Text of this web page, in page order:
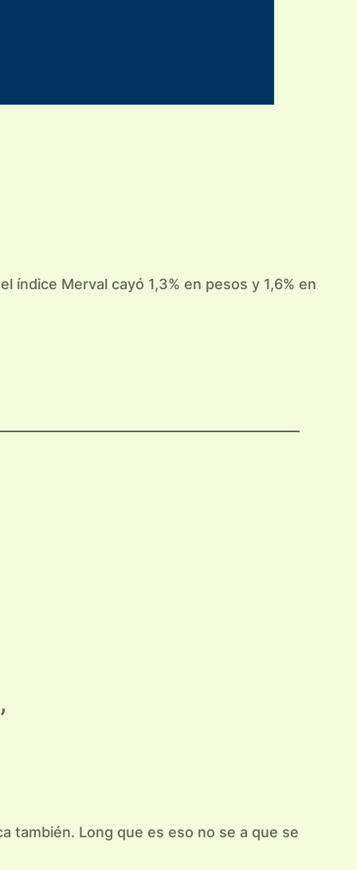
índice Merval cayó 1,3% en pesos y 1,6% en
también. Long que es eso no se a que se